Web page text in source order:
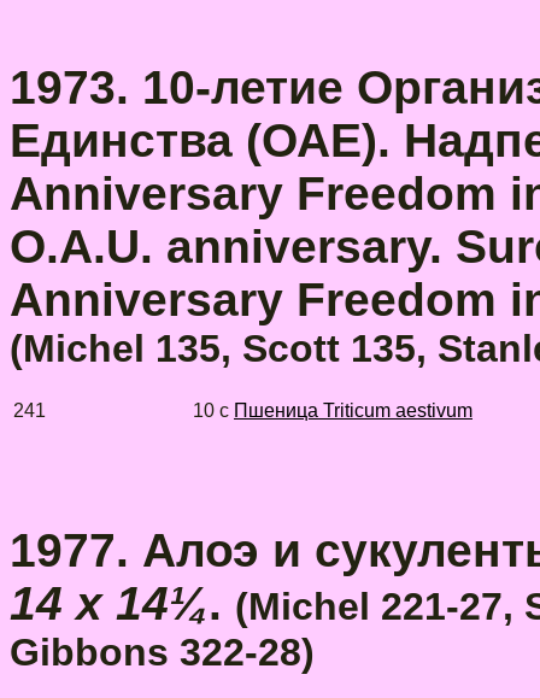
1973. 10-летие
Единства (ОАЕ).
Anniversary Freedom
O.A.U. anniversary.
Anniversary Freedom
(Michel 135, Scott 135,
241 10 c Пшеница Triticum aestivum
1977. Алоэ и
14 x 14¼. (Michel 221-27,
Gibbons 322-28)